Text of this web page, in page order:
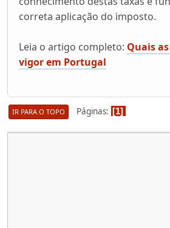
correta aplicação do imposto.
Leia o artigo completo: Quais
vigor em Portugal
IR PARA O TOPO Páginas 1